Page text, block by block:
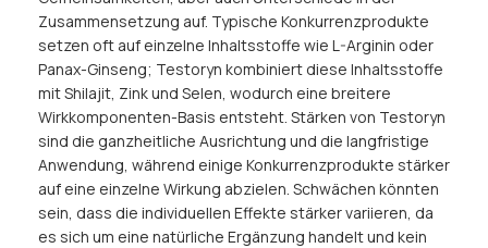
Zusammensetzung auf. Typische Konkurrenzprodukte
setzen oft auf einzelne Inhaltsstoffe wie L-Arginin oder
Panax-Ginseng; Testoryn kombiniert diese Inhaltsstoffe
mit Shilajit, Zink und Selen, wodurch eine breitere
Wirkkomponenten-Basis entsteht. Stärken von Testoryn
sind die ganzheitliche Ausrichtung und die langfristige
Anwendung, während einige Konkurrenzprodukte stärker
auf eine einzelne Wirkung abzielen. Schwächen könnten
sein, dass die individuellen Effekte stärker variieren, da
es sich um eine natürliche Ergänzung handelt und kein